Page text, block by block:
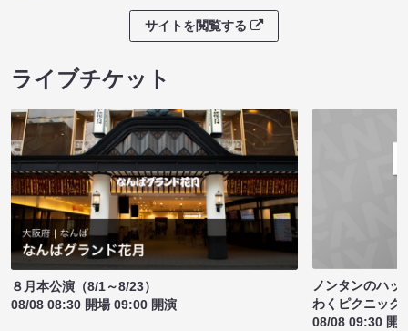
サイトを閲覧する
ライブチケット
８月本公演（8/1～8/23）
08/08 08:30 開場 09:00 開演
ノンタンのハッ
わくピクニック
08/08 09:30 開